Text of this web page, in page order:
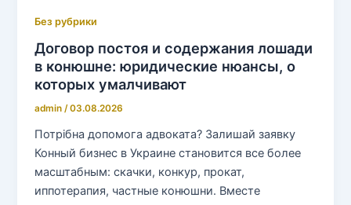
Без рубрики
Договор постоя и содержания лошади
в конюшне: юридические нюансы, о
которых умалчивают
admin/03.08.2026
Потрібна допомога адвоката? Залишай заявку
Конный бизнес в Украине становится все более
масштабным: скачки, конкур, прокат,
иппотерапия, частные конюшни. Вместе